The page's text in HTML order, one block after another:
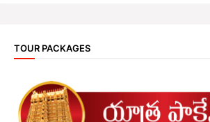
TOUR PACKAGES